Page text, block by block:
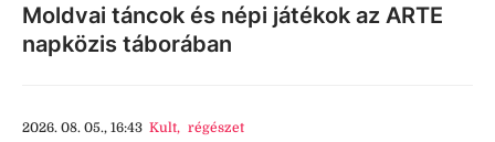
Moldvai táncok és népi játékok az ARTE
napközis táborában
2026. 08. 05., 16:43 Kult, régészet